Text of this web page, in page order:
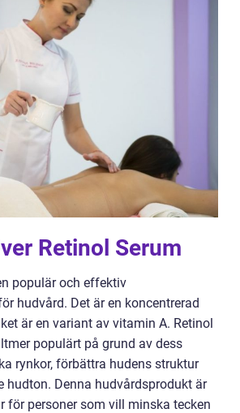
Retinol Serum
populär och effektiv
hudvård. Det är en koncentrerad
är en variant av vitamin A. Retinol
populärt på grund av dess
rynkor, förbättra hudens struktur
hudton. Denna hudvårdsprodukt är
för personer som vill minska tecken